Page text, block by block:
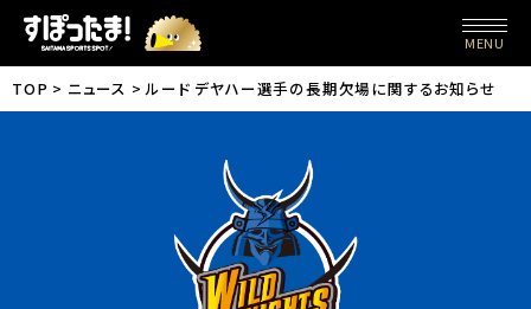
MENU
TOP ニュース ルード デヤハー選手の長期欠場に関するお知らせ